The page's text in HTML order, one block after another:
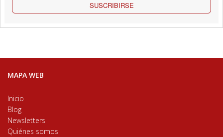
SUSCRIBIRSE
MAPA WEB
Inicio
Blog
Newsletters
Quiénes somos